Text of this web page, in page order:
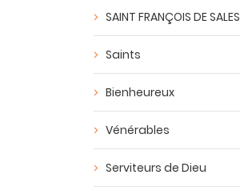
SAINT FRANÇOIS DE SALES
Saints
Bienheureux
Vénérables
Serviteurs de Dieu